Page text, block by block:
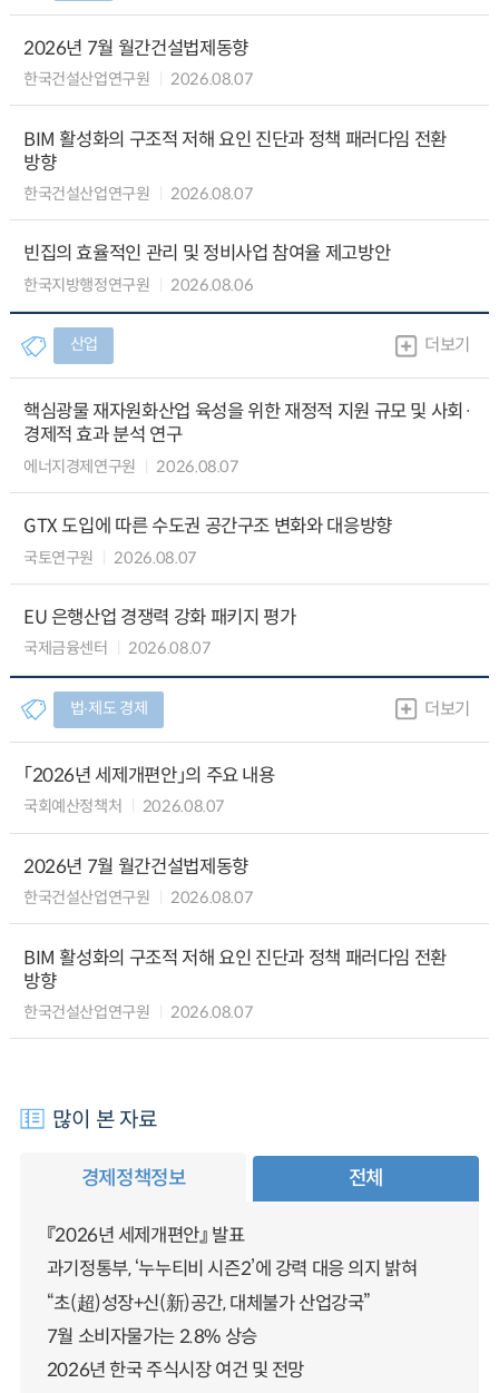
2026년 7월 월간건설법제동향
한국건설산업연구원 2026.08.07
BIM 활성화의 구조적 저해 요인 진단과 정책 패러다임 전환
방향
한국건설산업연구원 2026.08.07
빈집의 효율적인 관리 및 정비사업 참여율 제고방안
한국지방행정연구원 2026.08.06
산업 더보기
핵심광물 재자원화산업 육성을 위한 재정적 지원 규모 및 사회·
경제적 효과 분석 연구
에너지경제연구원 2026.08.07
GTX 도입에 따른 수도권 공간구조 변화와 대응방향
국토연구원 2026.08.07
EU 은행산업 경쟁력 강화 패키지 평가
국제금융센터 2026.08.07
법∙제도 경제 더보기
「2026년 세제개편안」의 주요 내용
국회예산정책처 2026.08.07
2026년 7월 월간건설법제동향
한국건설산업연구원 2026.08.07
BIM 활성화의 구조적 저해 요인 진단과 정책 패러다임 전환
방향
한국건설산업연구원 2026.08.07
많이 본 자료
경제정책정보 전체
『2026년 세제개편안』 발표
과기정통부, ‘누누티비 시즌2’에 강력 대응 의지 밝혀
“초(超)성장+신(新)공간, 대체불가 산업강국”
7월 소비자물가는 2.8% 상승
2026년 한국 주식시장 여건 및 전망